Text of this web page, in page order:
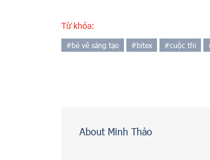
Từ khóa:
# bé vẽ sáng tạo # bitex #cuộc thi
About Minh Thảo